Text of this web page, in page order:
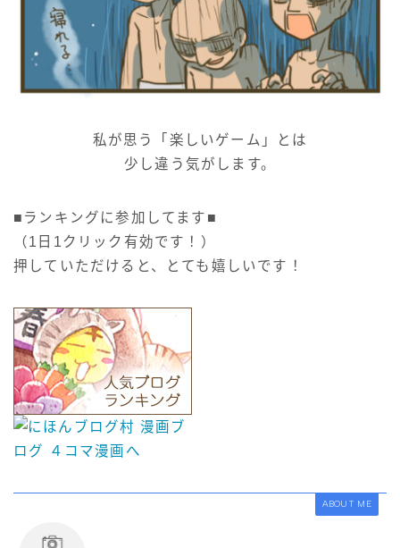
私が思う「楽しいゲーム」とは
少し違う気がします。
■ランキングに参加してます■
（1日1クリック有効です！）
押していただけると、とても嬉しいです！
ABOUT ME